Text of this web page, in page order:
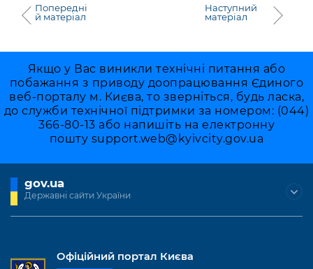
Попередні
й матеріал
Наступний
матеріал
Якщо у Вас виникли технічні питання або
побажання з приводу доопрацювання Єдиного
веб-порталу м. Києва, то зверніться, будь ласка,
до служби технічної підтримки за номером: (044)
366-80-13 або напишіть на електронну
пошту support.web@kyivcity.gov.ua
gov.ua
Державні сайти України
Офіційний портал Києва